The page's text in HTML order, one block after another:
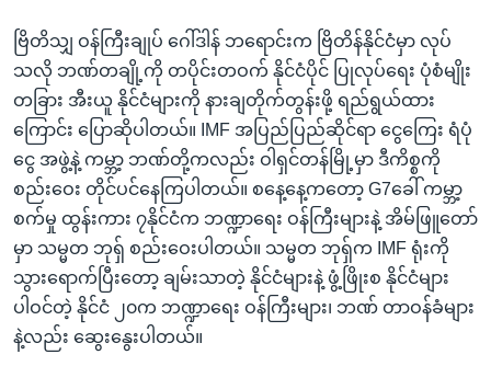
သို့
ကျော်
ကြည့်
ရန်
ရှာဖွေ
ရန်
နေရာ
သို့
ကျော်
ရန်
ဗွီအိုအေ လူမှုကွန်ယက်များ
ဘာသာစကားများ
ဗြိတိသျှ ဝန်ကြီးချုပ် ဂေါ်ဒါန် ဘရောင်းက ဗြိတိန်နိုင်ငံမှာ လုပ်
သလို ဘဏ်တချို့ကို တပိုင်းတဝက် နိုင်ငံပိုင် ပြုလုပ်ရေး ပုံစံမျိုး
တခြား အီးယူ နိုင်ငံများကို နားချတိုက်တွန်းဖို့ ရည်ရွယ်ထား
ကြောင်း ပြောဆိုပါတယ်။ IMF အပြည်ပြည်ဆိုင်ရာ ငွေကြေး ရံပုံ
ငွေ အဖွဲ့နဲ့ ကမ္ဘာ့ ဘဏ်တို့ကလည်း ဝါရှင်တန်မြို့မှာ ဒီကိစ္စကို
စည်းဝေး တိုင်ပင်နေကြပါတယ်။ စနေ့နေ့ကတော့ G7ခေါ် ကမ္ဘာ့
စက်မှု ထွန်းကား ၇နိုင်ငံက ဘဏ္ဍာရေး ဝန်ကြီးများနဲ့ အိမ်ဖြူတော်
မှာ သမ္မတ ဘုရှ် စည်းဝေးပါတယ်။ သမ္မတ ဘုရှ်က IMF ရုံးကို
သွားရောက်ပြီးတော့ ချမ်းသာတဲ့ နိုင်ငံများနဲ့ ဖွံ့ဖြိုးစ နိုင်ငံများ
ပါဝင်တဲ့ နိုင်ငံ ၂၀က ဘဏ္ဍာရေး ဝန်ကြီးများ၊ ဘဏ် တာဝန်ခံများ
နဲ့လည်း ဆွေးနွေးပါတယ်။